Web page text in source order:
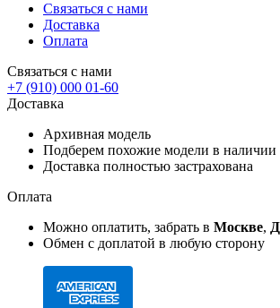
Связаться с нами
Доставка
Оплата
Связаться с нами
+7 (910) 000 01-60
Доставка
Архивная модель
Подберем похожие модели в наличии
Доставка полностью застрахована
Оплата
Можно оплатить, забрать в Москве,
Обмен с доплатой в любую сторону